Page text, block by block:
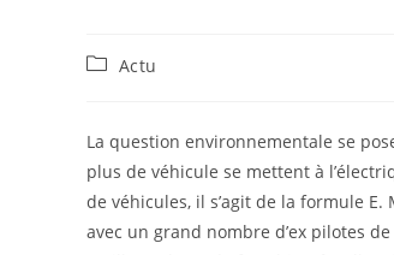
PostActu
La question environnementale se
plus de véhicule se mettent à
de véhicules, il s’agit de la formule
avec un grand nombre d’ex pilotes